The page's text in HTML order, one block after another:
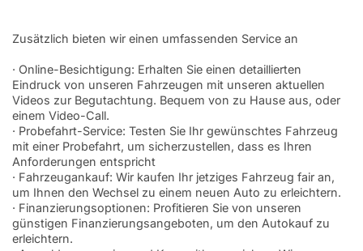
Zusätzlich bieten wir einen umfassenden Service an
· Online-Besichtigung: Erhalten Sie einen detaillierten
Eindruck von unseren Fahrzeugen mit unseren aktuellen
Videos zur Begutachtung. Bequem von zu Hause aus, oder
einem Video-Call.
· Probefahrt-Service: Testen Sie Ihr gewünschtes Fahrzeug
mit einer Probefahrt, um sicherzustellen, dass es Ihren
Anforderungen entspricht
· Fahrzeugankauf: Wir kaufen Ihr jetziges Fahrzeug fair an,
um Ihnen den Wechsel zu einem neuen Auto zu erleichtern.
· Finanzierungsoptionen: Profitieren Sie von unseren
günstigen Finanzierungsangeboten, um den Autokauf zu
erleichtern.